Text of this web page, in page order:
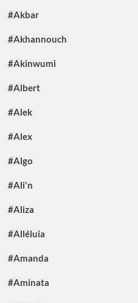
#Akbar
#Akhannouch
#Akinwumi
#Albert
#Alek
#Alex
#Algo
#Ali'n
#Aliza
#Alléluia
#Amanda
#Aminata